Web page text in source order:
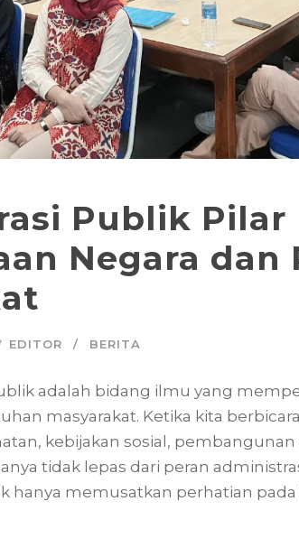
Publik Pilar
Negara dan
EDITOR BERITA
adalah bidang ilmu yang
masyarakat. Ketika kita
kebijakan sosial, pembangunan
tidak lepas dari peran
hanya memusatkan perhatian